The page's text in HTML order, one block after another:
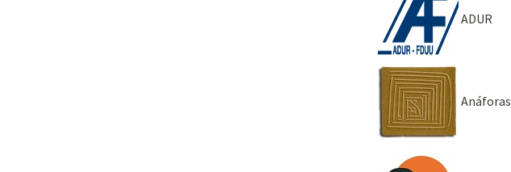
ADUR
Anáforas